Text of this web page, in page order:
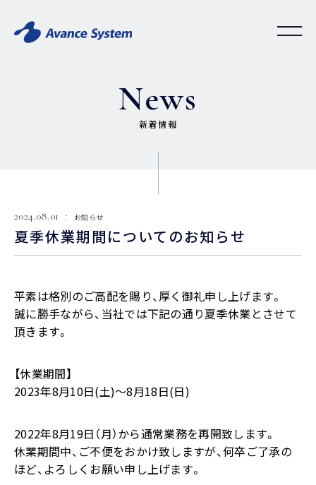
News
新着情報
2024.08.01 お知らせ
夏季休業期間についてのお知らせ
平素は格別のご高配を賜り、厚く御礼申し上げます。
誠に勝手ながら、当社では下記の通り夏季休業とさせて
頂きます。
【休業期間】
2023年8月10日(土)～8月18日(日)
2022年8月19日（月）から通常業務を再開致します。
休業期間中、ご不便をおかけ致しますが、何卒ご了承の
ほど、よろしくお願い申し上げます。